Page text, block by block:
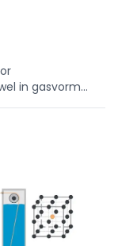
in gasvorm